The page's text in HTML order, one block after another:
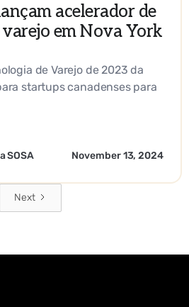
acelerador de
em Nova York
de Varejo de 2023 da
startups canadenses para
SOSA November 13, 2024
Next